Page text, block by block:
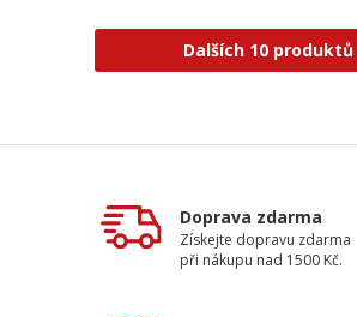
Dalších 10 produktů
Doprava zdarma
Získejte dopravu zdarma
při nákupu nad 1500 Kč.